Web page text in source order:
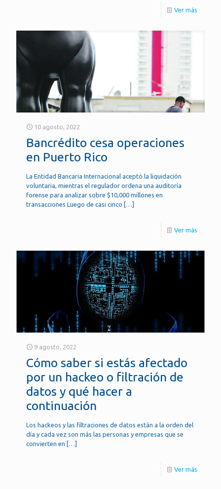
Ver más
10 agosto, 2022
Bancrédito cesa operaciones
en Puerto Rico
La Entidad Bancaria Internacional aceptó la liquidación
voluntaria, mientras el regulador ordena una auditoría
forense para analizar sobre $10,000 millones en
transacciones Luego de casi cinco […]
Ver más
9 agosto, 2022
Cómo saber si estás afectado
por un hackeo o filtración de
datos y qué hacer a
continuación
Los hackeos y las filtraciones de datos están a la orden del
día y cada vez son más las personas y empresas que se
convierten en […]
Ver más